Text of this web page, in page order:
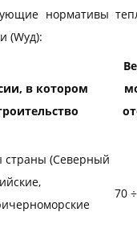
нормативы
(Wуд):
в котором
(Северный
70